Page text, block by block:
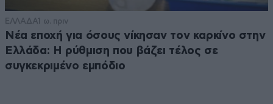
ΕΛΛΑΔΑ1 ω. πριν
Νέα εποχή για όσους νίκησαν τον καρκίνο στην
Ελλάδα: Η ρύθμιση που βάζει τέλος σε
συγκεκριμένο εμπόδιο